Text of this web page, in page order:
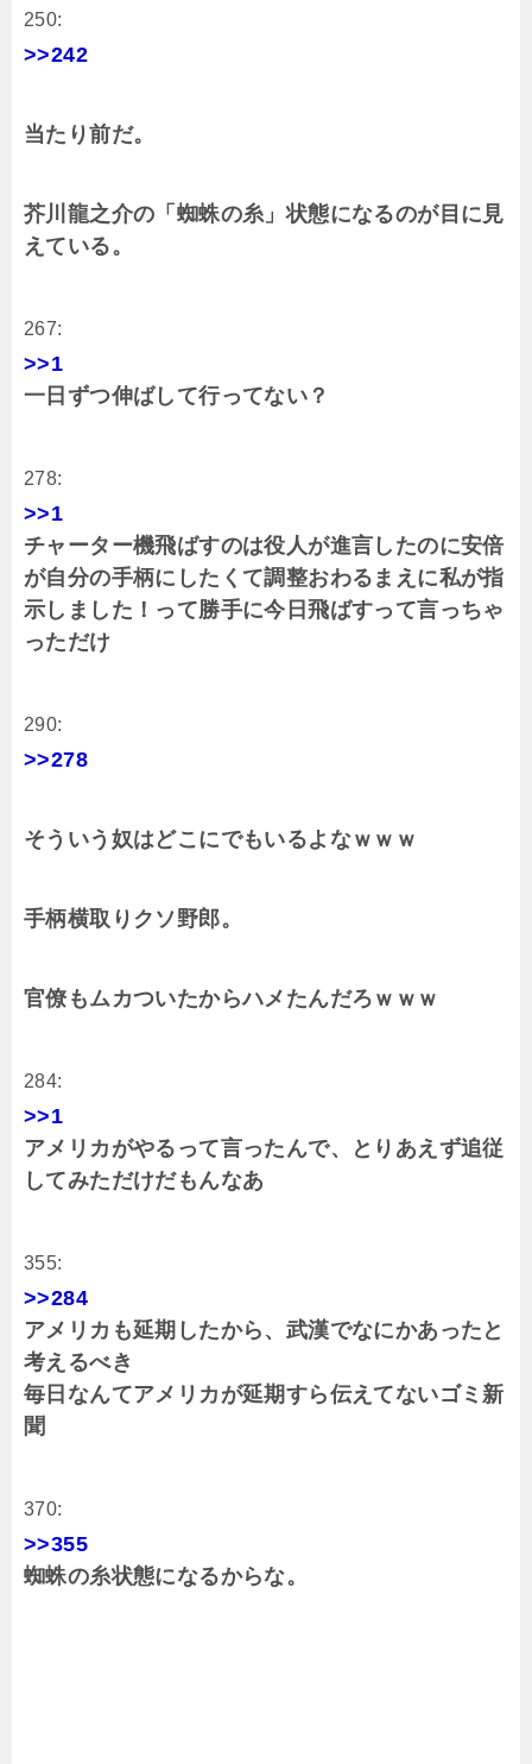
250:
>>242
当たり前だ。
芥川龍之介の「蜘蛛の糸」状態になるのが目に見
えている。
267:
>>1
一日ずつ伸ばして行ってない？
278:
>>1
チャーター機飛ばすのは役人が進言したのに安倍
が自分の手柄にしたくて調整おわるまえに私が指
示しました！って勝手に今日飛ばすって言っちゃ
っただけ
290:
>>278
そういう奴はどこにでもいるよなｗｗｗ
手柄横取りクソ野郎。
官僚もムカついたからハメたんだろｗｗｗ
284:
>>1
アメリカがやるって言ったんで、とりあえず追従
してみただけだもんなあ
355:
>>284
アメリカも延期したから、武漢でなにかあったと
考えるべき
毎日なんてアメリカが延期すら伝えてないゴミ新
聞
370:
>>355
蜘蛛の糸状態になるからな。